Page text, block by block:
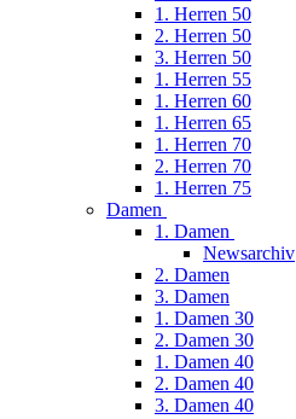
1. Herren 50
2. Herren 50
3. Herren 50
1. Herren 55
1. Herren 60
1. Herren 65
1. Herren 70
2. Herren 70
1. Herren 75
Damen
1. Damen
Newsarchiv
2. Damen
3. Damen
1. Damen 30
2. Damen 30
1. Damen 40
2. Damen 40
3. Damen 40